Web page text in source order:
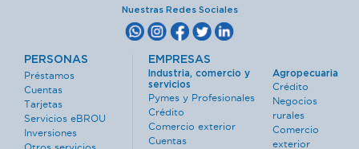
Nuestras Redes Sociales
PERSONAS
Préstamos
Cuentas
Tarjetas
Servicios eBROU
Inversiones
EMPRESAS
Industria, comercio y
servicios
Pymes y Profesionales
Crédito
Comercio exterior
Cuentas
Agropecuaria
Crédito
Negocios
rurales
Comercio
exterior